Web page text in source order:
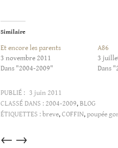
Similaire
Et encore les parents
3 novembre 2011
Dans "2004-2009"
A86
3
Dans
PUBLIÉ : 3 juin 2011
CLASSÉ DANS : 2004-2009,BLOG
ÉTIQUETTES :breve,COFFIN,poupée
Articles
→
←